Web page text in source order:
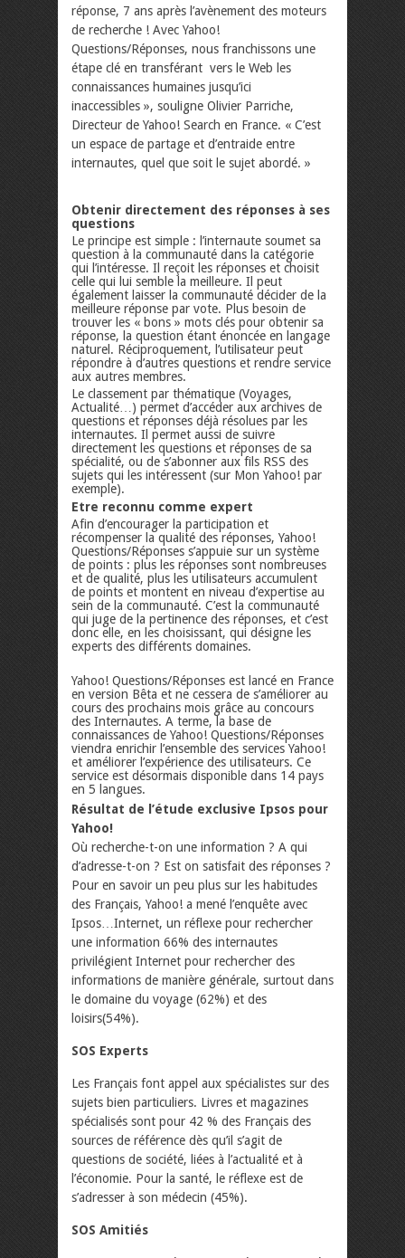
réponse, 7 ans après l’avènement des moteurs
de recherche ! Avec Yahoo!
Questions/Réponses, nous franchissons une
étape clé en transférant vers le Web les
connaissances humaines jusqu’ici
inaccessibles », souligne Olivier Parriche,
Directeur de Yahoo! Search en France. « C’est
un espace de partage et d’entraide entre
internautes, quel que soit le sujet abordé. »
Obtenir directement des réponses à ses
questions
Le principe est simple : l’internaute soumet sa
question à la communauté dans la catégorie
qui l’intéresse. Il reçoit les réponses et choisit
celle qui lui semble la meilleure. Il peut
également laisser la communauté décider de la
meilleure réponse par vote. Plus besoin de
trouver les « bons » mots clés pour obtenir sa
réponse, la question étant énoncée en langage
naturel. Réciproquement, l’utilisateur peut
répondre à d’autres questions et rendre service
aux autres membres.
Le classement par thématique (Voyages,
Actualité…) permet d’accéder aux archives de
questions et réponses déjà résolues par les
internautes. Il permet aussi de suivre
directement les questions et réponses de sa
spécialité, ou de s’abonner aux fils RSS des
sujets qui les intéressent (sur Mon Yahoo! par
exemple).
Etre reconnu comme expert
Afin d’encourager la participation et
récompenser la qualité des réponses, Yahoo!
Questions/Réponses s’appuie sur un système
de points : plus les réponses sont nombreuses
et de qualité, plus les utilisateurs accumulent
de points et montent en niveau d’expertise au
sein de la communauté. C’est la communauté
qui juge de la pertinence des réponses, et c’est
donc elle, en les choisissant, qui désigne les
experts des différents domaines.
Yahoo! Questions/Réponses est lancé en France
en version Bêta et ne cessera de s’améliorer au
cours des prochains mois grâce au concours
des Internautes. A terme, la base de
connaissances de Yahoo! Questions/Réponses
viendra enrichir l’ensemble des services Yahoo!
et améliorer l’expérience des utilisateurs. Ce
service est désormais disponible dans 14 pays
en 5 langues.
Résultat de l’étude exclusive Ipsos pour
Yahoo!
Où recherche-t-on une information ? A qui
d’adresse-t-on ? Est on satisfait des réponses ?
Pour en savoir un peu plus sur les habitudes
des Français, Yahoo! a mené l’enquête avec
Ipsos…Internet, un réflexe pour rechercher
une information 66% des internautes
privilégient Internet pour rechercher des
informations de manière générale, surtout dans
le domaine du voyage (62%) et des
loisirs(54%).
SOS Experts
Les Français font appel aux spécialistes sur des
sujets bien particuliers. Livres et magazines
spécialisés sont pour 42 % des Français des
sources de référence dès qu’il s’agit de
questions de société, liées à l’actualité et à
l’économie. Pour la santé, le réflexe est de
s’adresser à son médecin (45%).
SOS Amitiés